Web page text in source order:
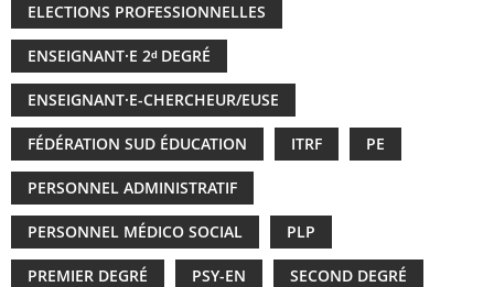
ELECTIONS PROFESSIONNELLES
ENSEIGNANT·E 2ᵈ DEGRÉ
ENSEIGNANT·E-CHERCHEUR/EUSE
FÉDÉRATION SUD ÉDUCATION ITRF PE
PERSONNEL ADMINISTRATIF
PERSONNEL MÉDICO SOCIAL PLP
PREMIER DEGRÉ PSY-EN SECOND DEGRÉ